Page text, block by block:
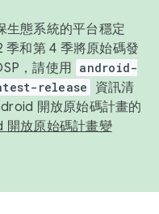
生態系統的平台穩定
和第 4 季將原始碼發
，請使用 android-
release
資訊清
開放原始碼計畫的
開放原始碼計畫變